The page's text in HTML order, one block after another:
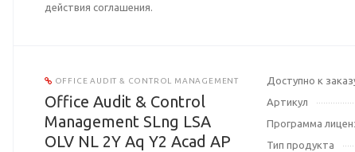
действия соглашения.
OFFICE AUDIT & CONTROL MANAGEMENT
Office Audit & Control
Management SLng LSA
OLV NL 2Y Aq Y2 Acad AP
Доступно к
Артикул
Программа
Тип продукта